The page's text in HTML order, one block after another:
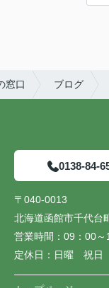
窓口 ブログ
0138-84-
〒040-0013
北海道函館市千代台
営業時間： 09：00～
定休日： 日曜 祝日